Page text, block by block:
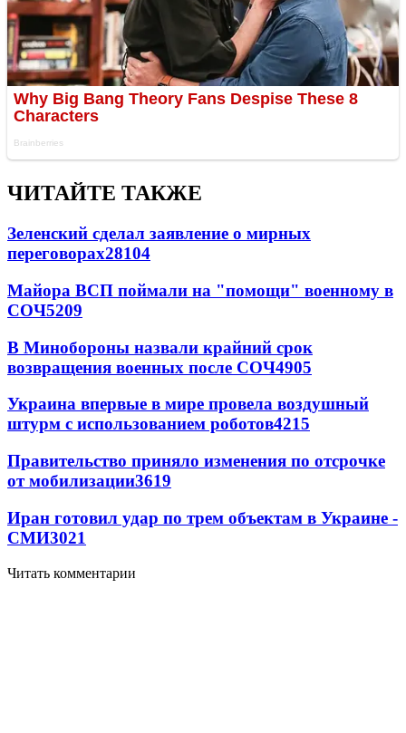
ЧИТАЙТЕ ТАКЖЕ
Зеленский сделал заявление о мирных
переговорах28104
Майора ВСП поймали на "помощи" военному в
СОЧ5209
В Минобороны назвали крайний срок
возвращения военных после СОЧ4905
Украина впервые в мире провела воздушный
штурм с использованием роботов4215
Правительство приняло изменения по отсрочке
от мобилизации3619
Иран готовил удар по трем объектам в Украине -
СМИ3021
Читать комментарии